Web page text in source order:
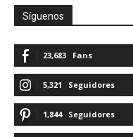
Síguenos
23,683 Fans
5,321 Seguidores
1,844 Seguidores